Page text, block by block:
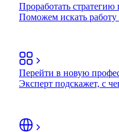
Проработать стратегию
Поможем искать
Перейти в новую
Эксперт подскажет, с